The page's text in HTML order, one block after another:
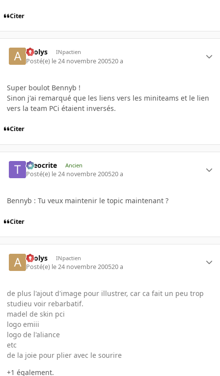
Citer
aeolys INpactien
Posté(e) le 24 novembre 200520 a
Super boulot Bennyb !
Sinon j'ai remarqué que les liens vers les miniteams et le lien
vers la team PCi étaient inversés.
Citer
theocrite Ancien
Posté(e) le 24 novembre 200520 a
Bennyb : Tu veux maintenir le topic maintenant ?
Citer
aeolys INpactien
Posté(e) le 24 novembre 200520 a
de plus l'ajout d'image pour illustrer, car ca fait un peu trop
studieu voir rebarbatif.
madel de skin pci
logo emiii
logo de l'aliance
etc
de la joie pour plier avec le sourire
+1 également.